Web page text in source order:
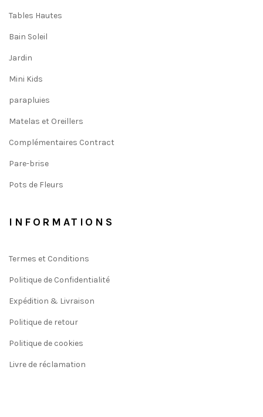
Tables Hautes
Bain Soleil
Jardin
Mini Kids
parapluies
Matelas et Oreillers
Complémentaires Contract
Pare-brise
Pots de Fleurs
INFORMATIONS
Termes et Conditions
Politique de Confidentialité
Expédition & Livraison
Politique de retour
Politique de cookies
Livre de réclamation